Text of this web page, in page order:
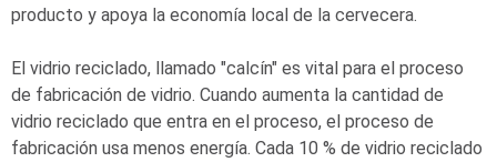
producto y apoya la economía local de la cervecera.
El vidrio reciclado, llamado "calcín" es vital para el proceso
de fabricación de vidrio. Cuando aumenta la cantidad de
vidrio reciclado que entra en el proceso, el proceso de
fabricación usa menos energía. Cada 10 % de vidrio reciclado